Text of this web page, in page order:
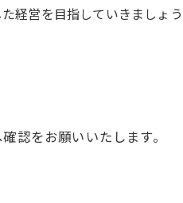
経営を目指していきましょう
認をお願いいたします。